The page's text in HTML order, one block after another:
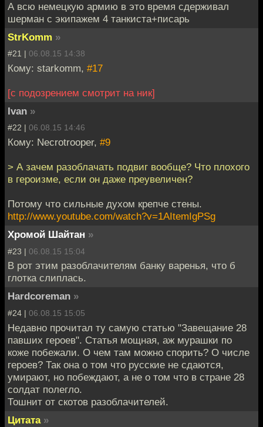
А всю немецкую армию в это время сдерживал
шерман с экипажем 4 танкиста+писарь
StrKomm »
#21 | 06.08.15 14:38
Кому: starkomm, #17
[с подозрением смотрит на ник]
Ivan »
#22 | 06.08.15 14:46
Кому: Necrotrooper, #9
> А зачем разоблачать подвиг вообще? Что плохого
в героизме, если он даже преувеличен?
Потому что сильные духом крепче стены.
http://www.youtube.com/watch?v=1AItemIgPSg
Хромой Шайтан »
#23 | 06.08.15 15:04
В рот этим разоблачителям банку варенья, что б
глотка слиплась.
Hardcoreman »
#24 | 06.08.15 15:05
Недавно прочитал ту самую статью "Завещание 28
павших героев". Статья мощная, аж мурашки по
коже побежали. О чем там можно спорить? О числе
героев? Так она о том что русские не сдаются,
умирают, но побеждают, а не о том что в стране 28
солдат полегло.
Тошнит от скотов разоблачителей.
Цитата »